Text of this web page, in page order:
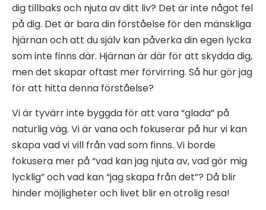
dig tillbaks och njuta av ditt liv? Det är inte något fel
på dig. Det är bara din förståelse för den mänskliga
hjärnan och att du själv kan påverka din egen lycka
som inte finns där. Hjärnan är där för att skydda dig,
men det skapar oftast mer förvirring. Så hur gör jag
för att hitta denna förståelse?
Vi är tyvärr inte byggda för att vara “glada” på
naturlig väg. Vi är vana och fokuserar på hur vi kan
skapa vad vi vill från vad som finns. Vi borde
fokusera mer på “vad kan jag njuta av, vad gör mig
lycklig” och vad kan “jag skapa från det”? Då blir
hinder möjligheter och livet blir en otrolig resa!